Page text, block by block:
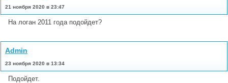
21 ноября 2020 в 23:47
На логан 2011 года подойдет?
Admin
23 ноября 2020 в 13:34
Подойдет.